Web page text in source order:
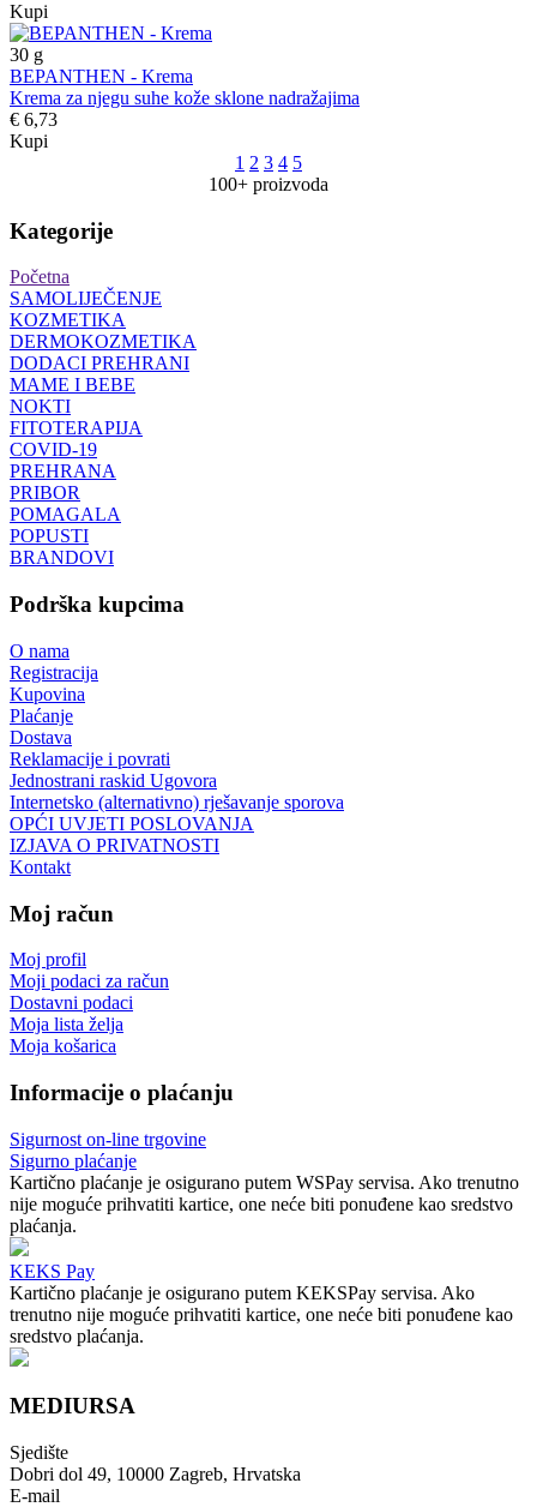
Kupi
30 g
BEPANTHEN - Krema
Krema za njegu suhe kože sklone nadražajima
€ 6,73
Kupi
1 2 3 4 5
100+ proizvoda
Kategorije
Početna
SAMOLIJEČENJE
KOZMETIKA
DERMOKOZMETIKA
DODACI PREHRANI
MAME I BEBE
NOKTI
FITOTERAPIJA
COVID-19
PREHRANA
PRIBOR
POMAGALA
POPUSTI
BRANDOVI
Podrška kupcima
O nama
Registracija
Kupovina
Plaćanje
Dostava
Reklamacije i povrati
Jednostrani raskid Ugovora
Internetsko (alternativno) rješavanje sporova
OPĆI UVJETI POSLOVANJA
IZJAVA O PRIVATNOSTI
Kontakt
Moj račun
Moj profil
Moji podaci za račun
Dostavni podaci
Moja lista želja
Moja košarica
Informacije o plaćanju
Sigurnost on-line trgovine
Sigurno plaćanje
Kartično plaćanje je osigurano putem WSPay servisa. Ako trenutno
nije moguće prihvatiti kartice, one neće biti ponuđene kao sredstvo
plaćanja.
KEKS Pay
Kartično plaćanje je osigurano putem KEKSPay servisa. Ako
trenutno nije moguće prihvatiti kartice, one neće biti ponuđene kao
sredstvo plaćanja.
MEDIURSA
Sjedište
Dobri dol 49, 10000 Zagreb, Hrvatska
E-mail